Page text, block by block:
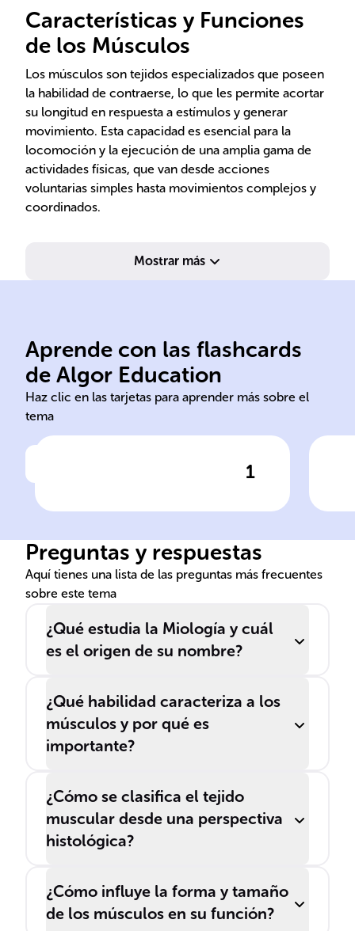
Características y Funciones
de los Músculos
Los músculos son tejidos especializados que poseen
la habilidad de contraerse, lo que les permite acortar
su longitud en respuesta a estímulos y generar
movimiento. Esta capacidad es esencial para la
locomoción y la ejecución de una amplia gama de
actividades físicas, que van desde acciones
voluntarias simples hasta movimientos complejos y
coordinados.
Mostrar más
Aprende con las flashcards
de Algor Education
Haz clic en las tarjetas para aprender más sobre el
tema
1
Haz clic para comprobar la respuesta
Estudio de la composición y
organización de los
músculos, incluyendo tejidos
Preguntas y respuestas
Aquí tienes una lista de las preguntas más frecuentes
sobre este tema
¿Qué estudia la Miología y cuál
es el origen de su nombre?
¿Qué habilidad caracteriza a los
músculos y por qué es
importante?
¿Cómo se clasifica el tejido
muscular desde una perspectiva
histológica?
¿Cómo influye la forma y tamaño
de los músculos en su función?